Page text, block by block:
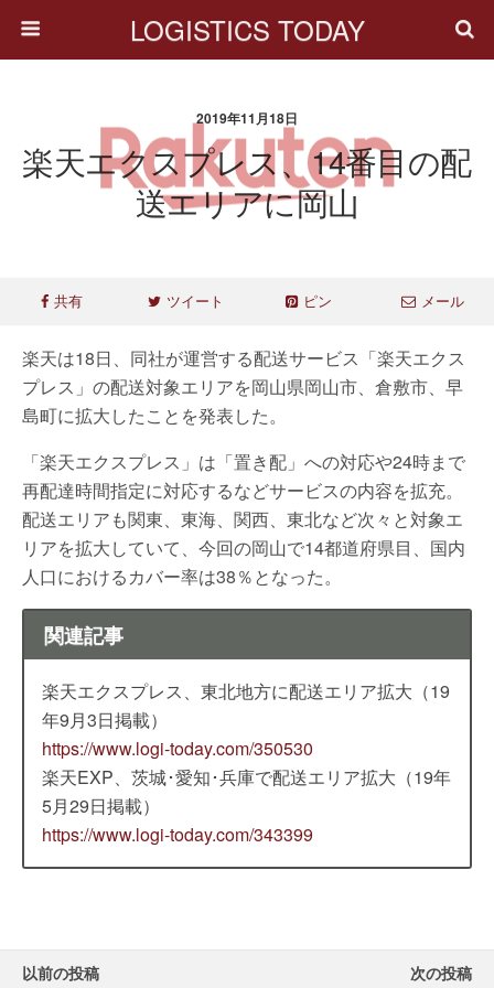
LOGISTICS TODAY
2019年11月18日
楽天エクスプレス、14番目の配
送エリアに岡山
共有 ツイート ピン メール
楽天は18日、同社が運営する配送サービス「楽天エクス
プレス」の配送対象エリアを岡山県岡山市、倉敷市、早
島町に拡大したことを発表した。
「楽天エクスプレス」は「置き配」への対応や24時まで
再配達時間指定に対応するなどサービスの内容を拡充。
配送エリアも関東、東海、関西、東北など次々と対象エ
リアを拡大していて、今回の岡山で14都道府県目、国内
人口におけるカバー率は38％となった。
関連記事
楽天エクスプレス、東北地方に配送エリア拡大（19
年9月3日掲載）
https://www.logi-today.com/350530
楽天EXP、茨城･愛知･兵庫で配送エリア拡大（19年
5月29日掲載）
https://www.logi-today.com/343399
以前の投稿 次の投稿